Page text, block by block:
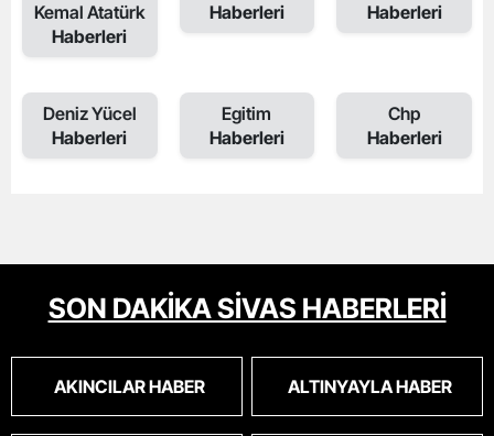
Kemal Atatürk
Haberleri
Haberleri
Haberleri
Deniz Yücel
Haberleri
Egitim
Haberleri
Chp
Haberleri
SON DAKİKA SİVAS HABERLERİ
AKINCILAR HABER ALTINYAYLA HABER